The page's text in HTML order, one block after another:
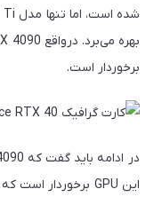
برخوردار است.